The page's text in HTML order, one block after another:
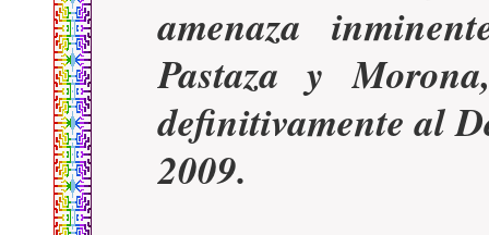
amenaza
Pastaza y
definitivamente al
2009.